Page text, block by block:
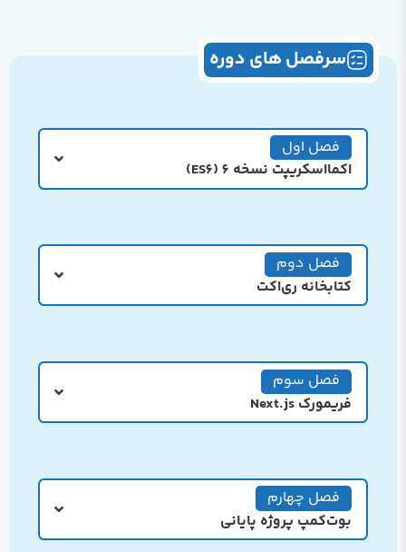
سرفصل های دوره
فصل اول
اکمااسکریپت نسخه 6 (ES6)
فصل دوم
کتابخانه ری‌اکت
فصل سوم
فریمورک Next.js
فصل چهارم
بوت‌کمپ پروژه پایانی